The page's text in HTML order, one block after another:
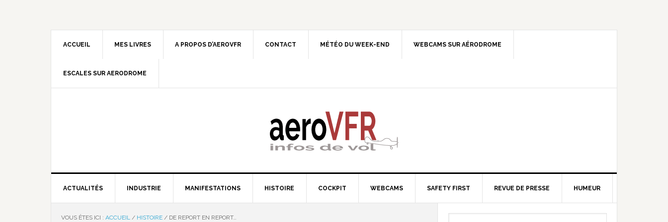
ACCUEIL MES LIVRES A PROPOS D’AEROVFR CONTACT MÉTÉO DU WEEK-END WEBCAMS SUR AÉRODROME
ESCALES SUR AERODROME
ACTUALITÉS INDUSTRIE MANIFESTATIONS HISTOIRE COCKPIT WEBCAMS SAFETY FIRST REVUE DE PRESSE HUMEUR
VOUS ÊTES ICI : ACCUEIL / HISTOIRE / DE REPORT EN REPORT…